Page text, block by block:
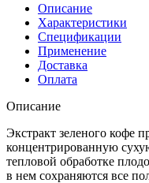
Описание
Характеристики
Спецификации
Применение
Доставка
Оплата
Описание
Экстракт зеленого кофе
концентрированную
тепловой обработке
в нем сохраняются все